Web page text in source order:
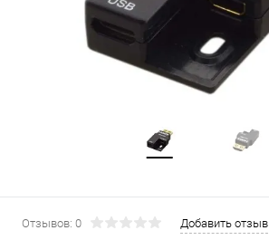
Отзывов: 0 Добавить отзыв